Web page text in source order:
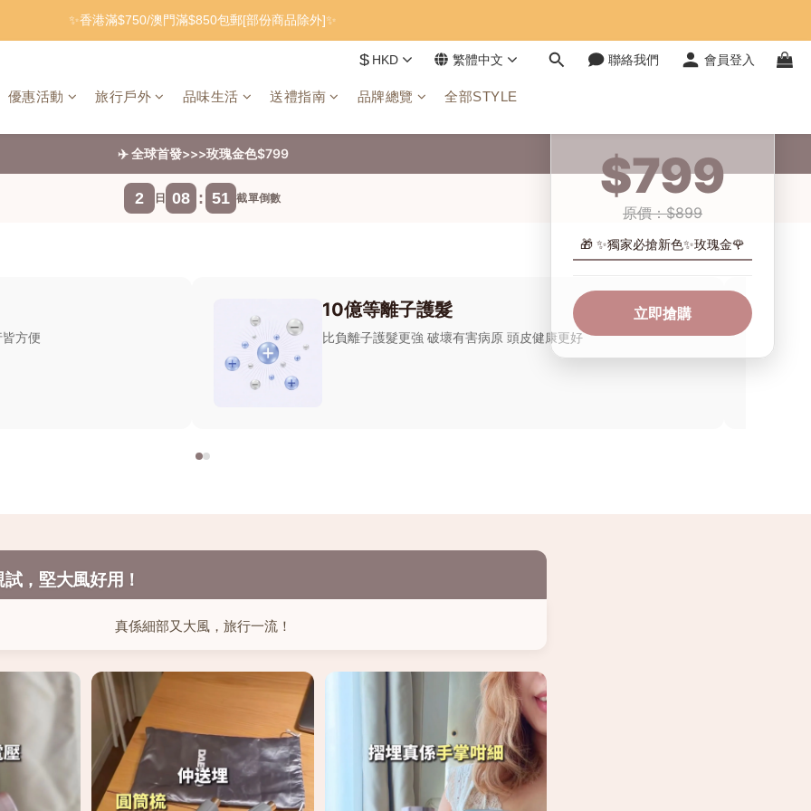
✨香港滿$750/澳門滿$850包郵[部份商品除外]✨
$ HKD 繁體中文 聯絡我們 會員登入
優惠活動 旅行戶外 品味生活 送禮指南 品牌總覽 全部STYLE
✈️ 全球首發>>>玫瑰金色$799
2 日 08 : 51 截單倒數 $799
原價：$899
🎁 ✨獨家必搶新色✨玫瑰金🌹
立即搶購
方便
10億等離子護髮
比負離子護髮更強 破壞有害病原 頭皮健康更好
，堅大風好用！
真係細部又大風，旅行一流！